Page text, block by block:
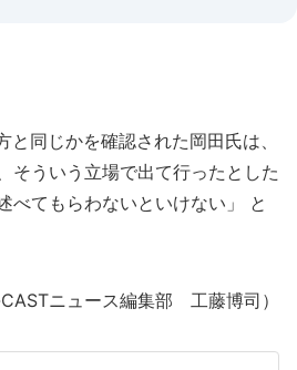
同じかを確認された岡田氏は、
そういう立場で出て行ったとした
べてもらわないといけない」 と
CASTニュース編集部 工藤博司）